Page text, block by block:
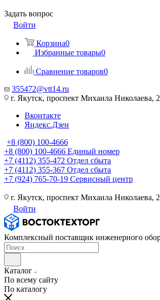
Задать вопрос
Войти
Корзина0
Избранные товары0
Сравнение товаров0
355472@vtt14.ru
г. Якутск, проспект Михаила Николаева,
Вконтакте
Яндекс.Дзен
+8 (800) 100-4666
+8 (800) 100-4666 Единый номер
+7 (4112) 355-472 Отдел сбыта
+7 (4112) 355-367 Отдел сбыта
+7 (924) 765-70-19 Сервисный центр
г. Якутск, проспект Михаила Николаева,
Войти
Комплексный поставщик инженерного
Каталог
По всему сайту
По каталогу